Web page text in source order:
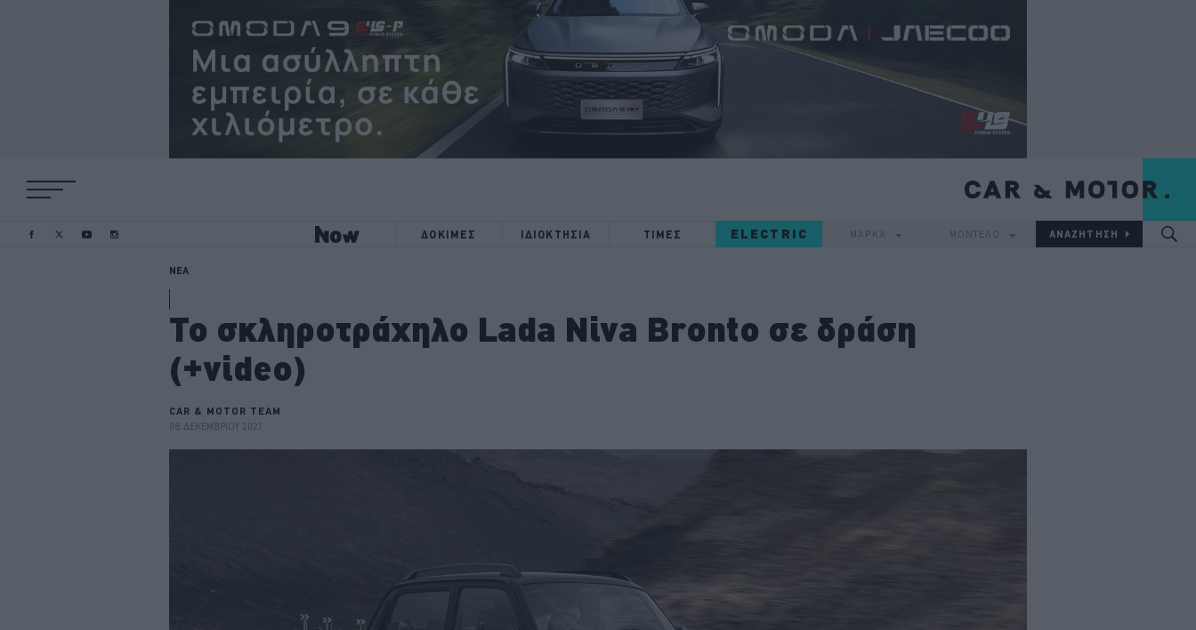
ΔΟΚΙΜΕΣ ΙΔΙΟΚΤΗΣΙΑ ΤΙΜΕΣ ELECTRIC ΜΑΡΚΑ ΜΟΝΤΕΛΟ
ΝΕΑ
Το σκληροτράχηλο Lada Niva Bronto σε δράση
(+video)
CAR & MOTOR TEAM
08 ΔΕΚΕΜΒΡΙΟΥ 2021